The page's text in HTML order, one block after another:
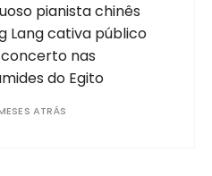
pianista chinês
Lang cativa público
nas
do Egito
ATRÁS